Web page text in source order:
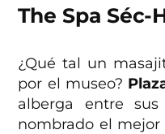
The Spa Séc-
¿Qué tal un
por el museo?
alberga entre
nombrado el mejor